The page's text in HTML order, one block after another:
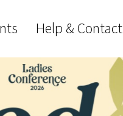
Help & Contact